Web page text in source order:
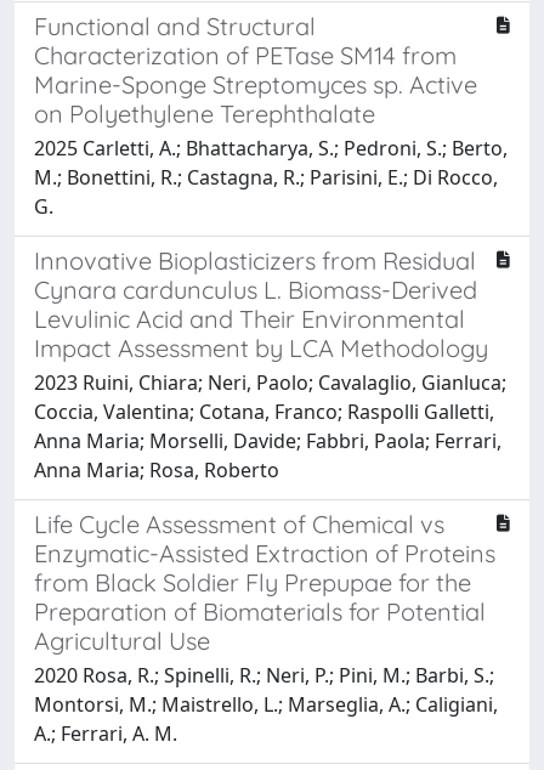
Functional and Structural
Characterization of PETase SM14 from
Marine-Sponge Streptomyces sp. Active
on Polyethylene Terephthalate
2025 Carletti, A.; Bhattacharya, S.; Pedroni, S.; Berto,
M.; Bonettini, R.; Castagna, R.; Parisini, E.; Di Rocco,
G.
Innovative Bioplasticizers from Residual
Cynara cardunculus L. Biomass-Derived
Levulinic Acid and Their Environmental
Impact Assessment by LCA Methodology
2023 Ruini, Chiara; Neri, Paolo; Cavalaglio, Gianluca;
Coccia, Valentina; Cotana, Franco; Raspolli Galletti,
Anna Maria; Morselli, Davide; Fabbri, Paola; Ferrari,
Anna Maria; Rosa, Roberto
Life Cycle Assessment of Chemical vs
Enzymatic-Assisted Extraction of Proteins
from Black Soldier Fly Prepupae for the
Preparation of Biomaterials for Potential
Agricultural Use
2020 Rosa, R.; Spinelli, R.; Neri, P.; Pini, M.; Barbi, S.;
Montorsi, M.; Maistrello, L.; Marseglia, A.; Caligiani,
A.; Ferrari, A. M.